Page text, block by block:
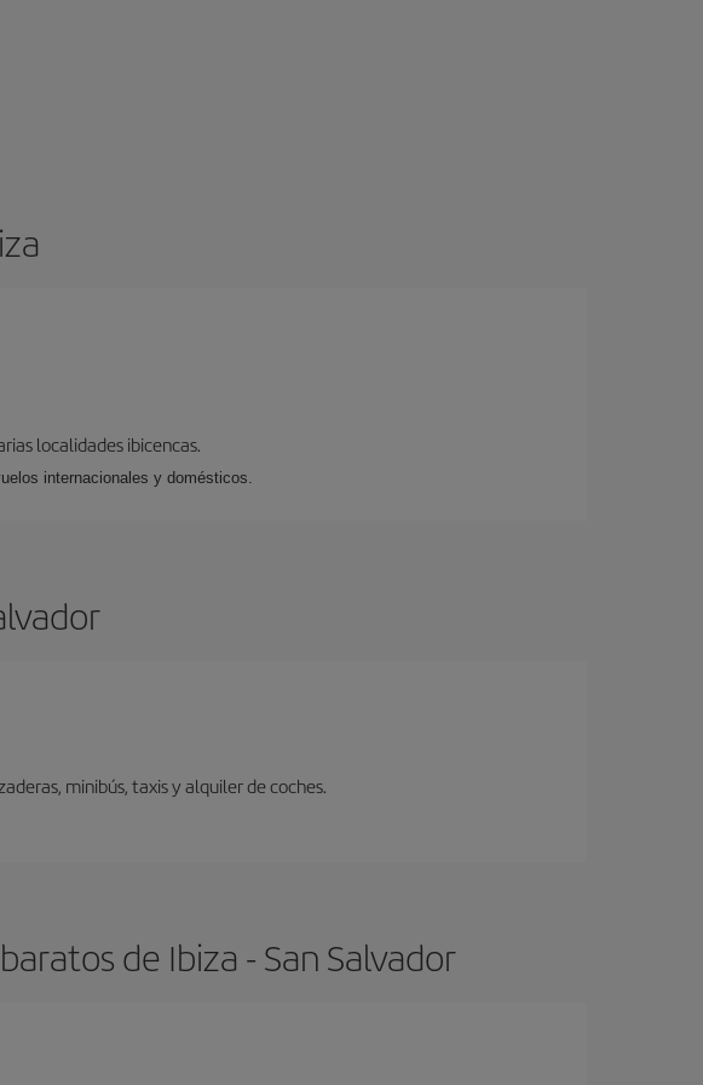
localidades ibicencas.
internacionales y domésticos.
minibús, taxis y alquiler de coches.
de Ibiza - San Salvador